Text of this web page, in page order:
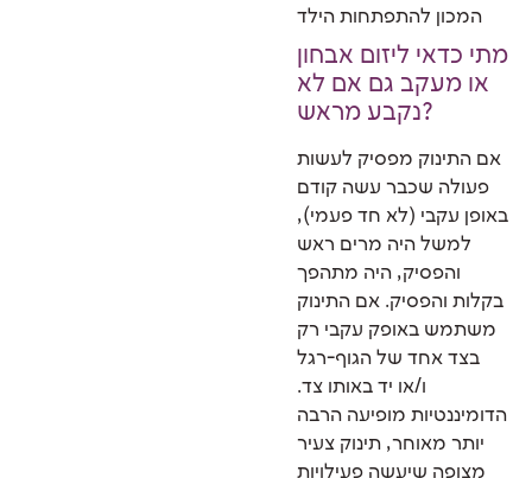
המכון להתפתחות הילד
מתי כדאי ליזום אבחון
או מעקב גם אם לא
נקבע מראש?
אם התינוק מפסיק לעשות
פעולה שכבר עשה קודם
באופן עקבי (לא חד פעמי),
למשל היה מרים ראש
והפסיק, היה מתהפך
בקלות והפסיק. אם התינוק
משתמש באופק עקבי רק
בצד אחד של הגוף-רגל
ו/או יד באותו צד.
הדומיננטיות מופיעה הרבה
יותר מאוחר, תינוק צעיר
מצופה שיעשה פעילויות